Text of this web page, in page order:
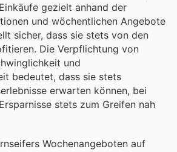
gezielt anhand der
und wöchentlichen Angebote
sicher, dass sie stets von den
Die Verpflichtung von
und
bedeutet, dass sie stets
erwarten können, bei
stets zum Greifen nah
Wochenangeboten auf